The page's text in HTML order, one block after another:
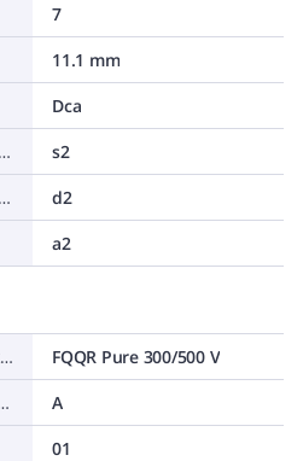
7
11.1 mm
Dca
Rökutveckling (EN 13501-6)
s2
Brinnande droppar/partiklar (EN 13501-6)
d2
a2
Leverantörens typbeteckning
FQQR Pure 300/500 V
enligt ALEM-09
A
01